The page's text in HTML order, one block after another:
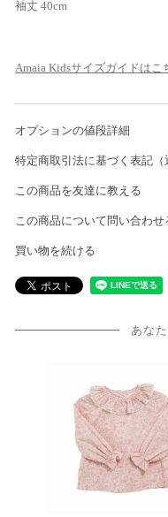
袖丈 40cm
Amaia Kidsサイズガイドはこ
オプションの値段詳細
特定商取引法に基づく表記（
この商品を友達に教える
この商品について問い合わせ
買い物を続ける
あな